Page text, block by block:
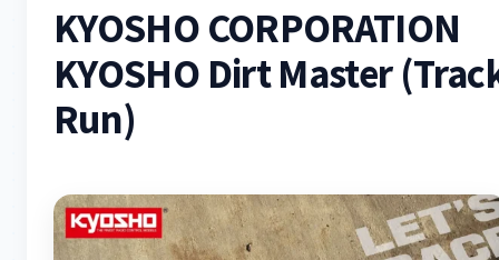
KYOSHO CORPORATION
KYOSHO Dirt Master
Run)